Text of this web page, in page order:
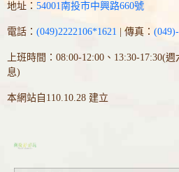
地址： 54001南投市中興路660號
電話： (049)2222106*1621 | 傳真：
上班時間：08:00-12:00、13:30-17:30(
息)
本網站自110.10.28 建立